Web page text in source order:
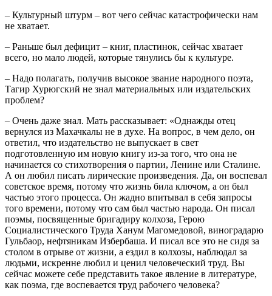
– Культурный штурм – вот чего сейчас катастрофически нам
не хватает.
– Раньше был дефицит – книг, пластинок, сейчас хватает
всего, но мало людей, которые тянулись бы к культуре.
– Надо полагать, получив высокое звание народного поэта,
Тагир Хурюгский не знал материальных или издательских
проблем?
– Очень даже знал. Мать рассказывает: «Однажды отец
вернулся из Махачкалы не в духе. На вопрос, в чем дело, он
ответил, что издательство не выпускает в свет
подготовленную им новую книгу из-за того, что она не
начинается со стихотворения о партии, Ленине или Сталине.
А он любил писать лирические произведения. Да, он воспевал
советское время, потому что жизнь била ключом, а он был
частью этого процесса. Он жадно впитывал в себя запросы
того времени, потому что сам был частью народа. Он писал
поэмы, посвященные бригадиру колхоза, Герою
Социалистического Труда Ханум Магомедовой, виноградарю
Гульбаор, нефтяникам Избербаша. И писал все это не сидя за
столом в отрыве от жизни, а ездил в колхозы, наблюдал за
людьми, искренне любил и ценил человеческий труд. Вы
сейчас можете себе представить такое явление в литературе,
как поэма, где воспевается труд рабочего человека?